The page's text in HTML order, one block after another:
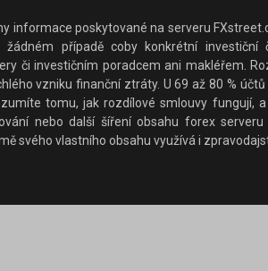
informace poskytované na serveru
případě coby konkrétní investiční
či investičním poradcem ani makléřem.
vzniku finanční ztráty. U 69 až 80 %
tomu, jak rozdílové smlouvy fungují,
nebo další šíření obsahu forex
svého vlastního obsahu využívá i